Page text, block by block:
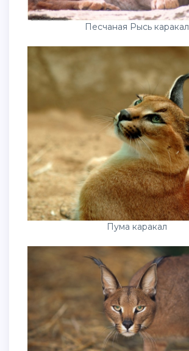
Песчаная Рысь каракал
Пума каракал